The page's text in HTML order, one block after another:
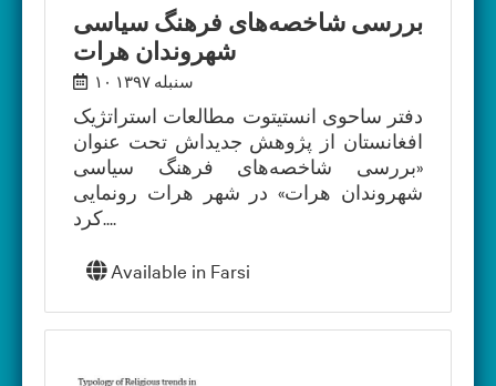
بررسی شاخصه‌های فرهنگ سیاسی
شهروندان هرات
۱۰ سنبله ۱۳۹۷
دفتر ساحوی انستیتوت مطالعات استراتژیک
افغانستان از پژوهش جدیداش تحت عنوان
«بررسی شاخصه‌های فرهنگ سیاسی
شهروندان هرات» در شهر هرات رونمایی
کرد....
Available in Farsi